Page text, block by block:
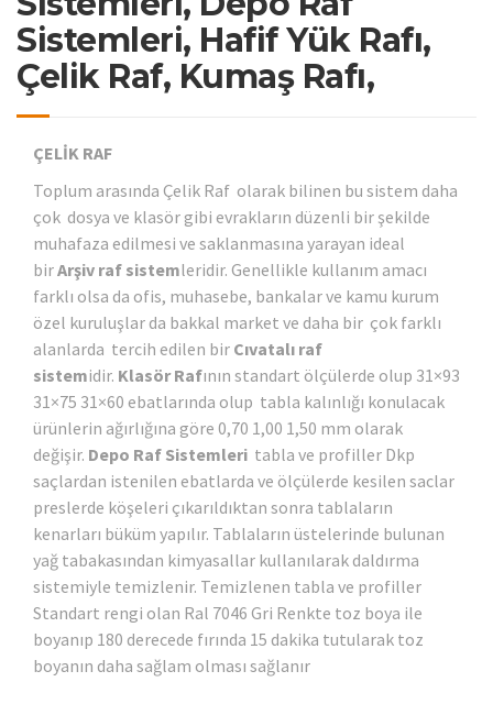
Sistemleri, Hafif Yük Rafı,
Çelik Raf, Kumaş Rafı,
ÇELİK RAF
Toplum arasında Çelik Raf olarak bilinen bu sistem daha
çok dosya ve klasör gibi evrakların düzenli bir şekilde
muhafaza edilmesi ve saklanmasına yarayan ideal
birArşiv raf sistemleridir. Genellikle kullanım amacı
farklı olsa da ofis, muhasebe, bankalar ve kamu kurum
özel kuruluşlar da bakkal market ve daha bir çok farklı
alanlarda tercih edilen bir Cıvatalı raf
sistemidir. Klasör Rafının standart ölçülerde olup 31×93
31×75 31×60 ebatlarında olup tabla kalınlığı konulacak
ürünlerin ağırlığına göre 0,70 1,00 1,50 mm olarak
değişir. Depo Raf Sistemleri tabla ve profiller Dkp
saçlardan istenilen ebatlarda ve ölçülerde kesilen saclar
preslerde köşeleri çıkarıldıktan sonra tablaların
kenarları büküm yapılır. Tablaların üstelerinde bulunan
yağ tabakasından kimyasallar kullanılarak daldırma
sistemiyle temizlenir. Temizlenen tabla ve profiller
Standart rengi olan Ral 7046 Gri Renkte toz boya ile
boyanıp 180 derecede fırında 15 dakika tutularak toz
boyanın daha sağlam olması sağlanır